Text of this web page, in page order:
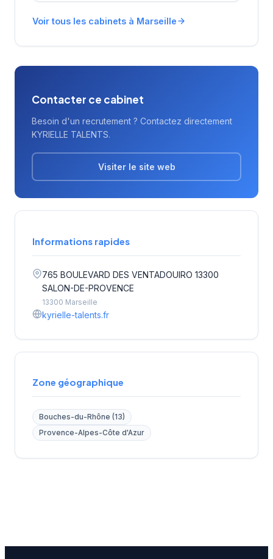
d'ancienneté sur le marché marseillais, elle
du tissu économique local.
Voir tous les cabinets à Marseille
Contacter ce cabinet
Besoin d'un recrutement ? Contactez directement
KYRIELLE TALENTS.
Visiter le site web
Informations rapides
765 BOULEVARD DES VENTADOUIRO 13300
SALON-DE-PROVENCE
13300 Marseille
kyrielle-talents.fr
Zone géographique
Bouches-du-Rhône (13)
Provence-Alpes-Côte d'Azur